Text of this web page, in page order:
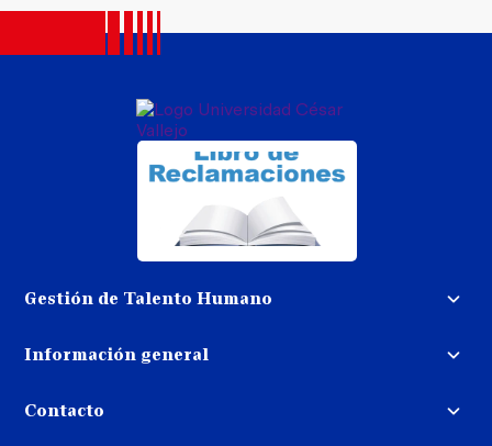
Gestión de Talento Humano
Trabaja con nosotros
Información general
dinero
Contacto